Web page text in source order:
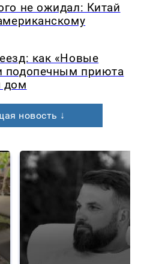
не ожидал: Китай
как «Новые
подопечным приюта
дом
новость ↓